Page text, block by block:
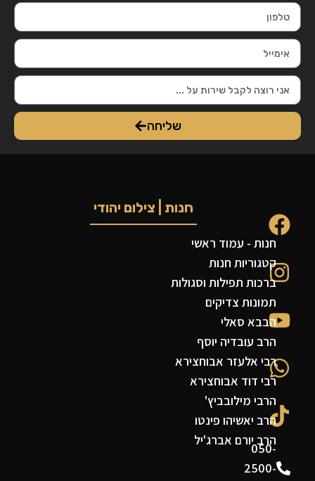
שליחה
050-
2500-
חנות | צילום יהודי
חנות - עמוד ראשי
קטגוריות חנות
ברכות תפילות וסגולות
תמונות צדיקים
הבבא סאלי
הרב עובדיה יוסף
רבי אלעזר אבוחצירא
רבי דוד אבוחצירא
הרבי מילובביץ'
הרב יאשיהו פינטו
הרב יורם אברג'יל